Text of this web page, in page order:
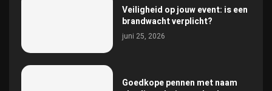
Veiligheid op jouw event: is een
brandwacht verplicht?
juni 25, 2026
Goedkope pennen met naam